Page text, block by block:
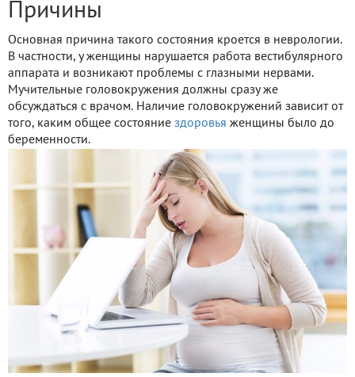
Причины
Основная причина такого состояния кроется в неврологии.
В частности, у женщины нарушается работа вестибулярного
аппарата и возникают проблемы с глазными нервами.
Мучительные головокружения должны сразу же
обсуждаться с врачом. Наличие головокружений зависит от
того, каким общее состояние здоровья женщины было до
беременности.